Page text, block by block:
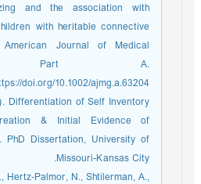
and the association with
with heritable connective
American Journal of Medical
Part A.
doi.org/10.1002/ajmg.a.63204
Differentiation of Self Inventory
& Initial Evidence of
PhD Dissertation, University of
Missouri-Kansas City.
Hertz-Palmor, N., Shtilerman, A.,